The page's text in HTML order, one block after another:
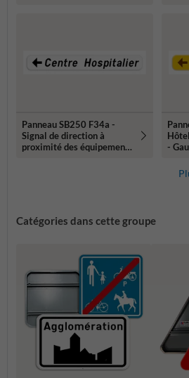
Panneau SB250 F34a -
Signal de direction à
proximité des équipements
-
Catégories dans cette groupe